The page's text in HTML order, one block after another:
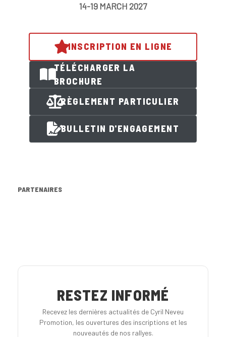
14-19 MARCH 2027
INSCRIPTION EN LIGNE
TÉLÉCHARGER LA
BROCHURE
RÈGLEMENT PARTICULIER
BULLETIN D'ENGAGEMENT
PARTENAIRES
RESTEZ INFORMÉ
Recevez les dernières actualités de Cyril Neveu
Promotion, les ouvertures des inscriptions et les
nouveautés de nos rallyes.